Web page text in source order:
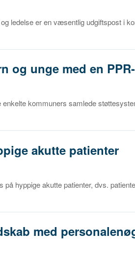
ledelse er en væsentlig udgiftspost i
og unge med en
kommuners samlede
akutte patienter
på hyppige akutte patienter, dvs.
med